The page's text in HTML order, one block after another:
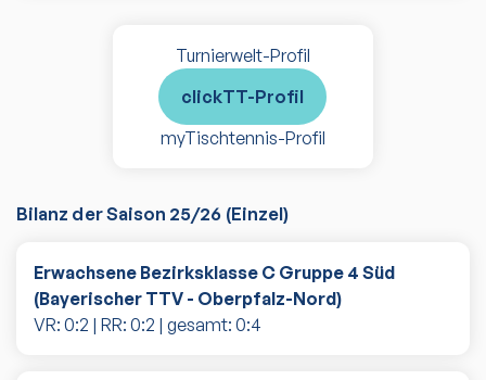
Turnierwelt-Profil
clickTT-Profil
myTischtennis-Profil
Bilanz der Saison 25/26 (Einzel)
Erwachsene Bezirksklasse C Gruppe 4 Süd
(Bayerischer TTV - Oberpfalz-Nord)
VR: 0:2 | RR: 0:2 | gesamt: 0:4